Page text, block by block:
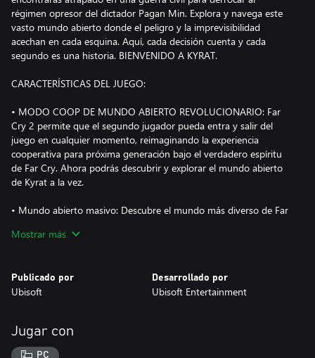
régimen opresor del dictador Pagan Min. Explora y navega este
vasto mundo abierto donde el peligro y la imprevisibilidad
acechan en cada esquina. Aquí, cada decisión cuenta y cada
segundo es una historia. BIENVENIDO A KYRAT.
CARACTERÍSTICAS DEL JUEGO:
• MODO COOP DE MUNDO ABIERTO REVOLUCIONARIO: Far
Cry 2 permite que el segundo jugador pueda entra y salir del
juego en cualquier momento, reimaginando la experiencia
cooperativa para próxima generación bajo el verdadero espíritu
de Far Cry. Ahora podrás descubrir y explorar el mundo abierto
de Kyrat a la vez.
• Mundo abierto masivo: Descubre el mundo más diverso de Far
bosques a Himalayas nevados, el mundo entero está vivo ... y es
• ABUNDANTE NUEVA VIDA SALVAJE: Desde leopardos,
rinocerontes, águilas negras, y tejones de miel vicioso, mientras
• NUEVAS FORMAS DE MOVERSE: Explora el territorio enemigo
Mostrar más
Publicado por
Ubisoft
Desarrollado por
Ubisoft Entertainment
Jugar con
PC